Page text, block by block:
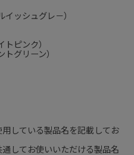
ッシュグレ－）
ピンク）
グリーン）
している製品名を記載してお
してお使いいただける製品名